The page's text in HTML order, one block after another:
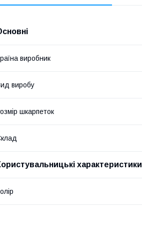
виробник
виробу
шкарпеток
характеристики